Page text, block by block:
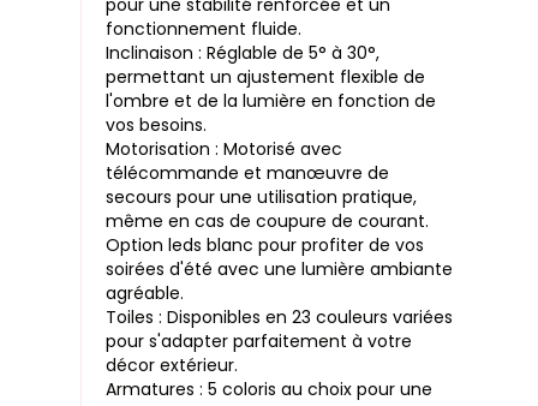
fonctionnement fluide.
Inclinaison : Réglable de 5° à 30°,
permettant un ajustement flexible de
l'ombre et de la lumière en fonction de
vos besoins.
Motorisation : Motorisé avec
télécommande et manœuvre de
secours pour une utilisation pratique,
même en cas de coupure de courant.
Option leds blanc pour profiter de vos
soirées d'été avec une lumière ambiante
agréable.
Toiles : Disponibles en 23 couleurs variées
pour s'adapter parfaitement à votre
décor extérieur.
Armatures : 5 coloris au choix pour une